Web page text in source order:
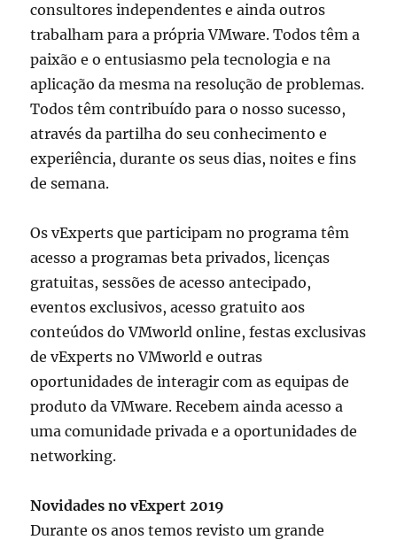
consultores independentes e ainda outros
trabalham para a própria VMware. Todos têm a
paixão e o entusiasmo pela tecnologia e na
aplicação da mesma na resolução de problemas.
Todos têm contribuído para o nosso sucesso,
através da partilha do seu conhecimento e
experiência, durante os seus dias, noites e fins
de semana.
Os vExperts que participam no programa têm
acesso a programas beta privados, licenças
gratuitas, sessões de acesso antecipado,
eventos exclusivos, acesso gratuito aos
conteúdos do VMworld online, festas exclusivas
de vExperts no VMworld e outras
oportunidades de interagir com as equipas de
produto da VMware. Recebem ainda acesso a
uma comunidade privada e a oportunidades de
networking.
Novidades no vExpert 2019
Durante os anos temos revisto um grande